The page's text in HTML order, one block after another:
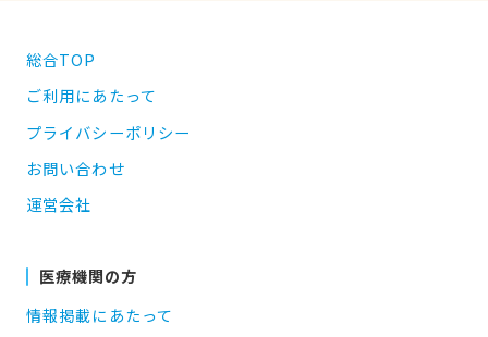
総合TOP
ご利用にあたって
プライバシーポリシー
お問い合わせ
運営会社
医療機関の方
情報掲載にあたって